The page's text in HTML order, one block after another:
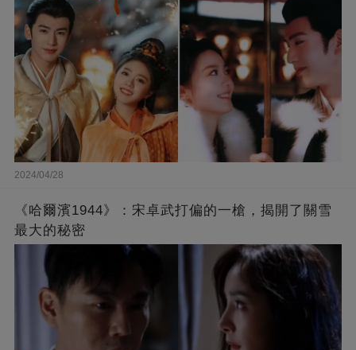
2024/04/28
《哈爾濱1944》：宋卓武打偏的一槍，揭開了關雪
最大的秘密